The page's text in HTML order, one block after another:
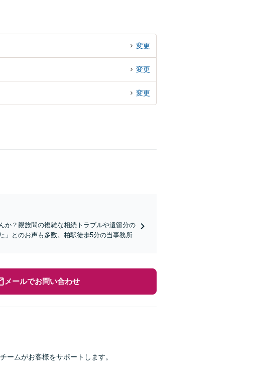
変更
変更
変更
か？親族間の複雑な相続トラブルや遺留分の
」とのお声も多数。柏駅徒歩5分の当事務所
メールでお問い合わせ
ームがお客様をサポートします。